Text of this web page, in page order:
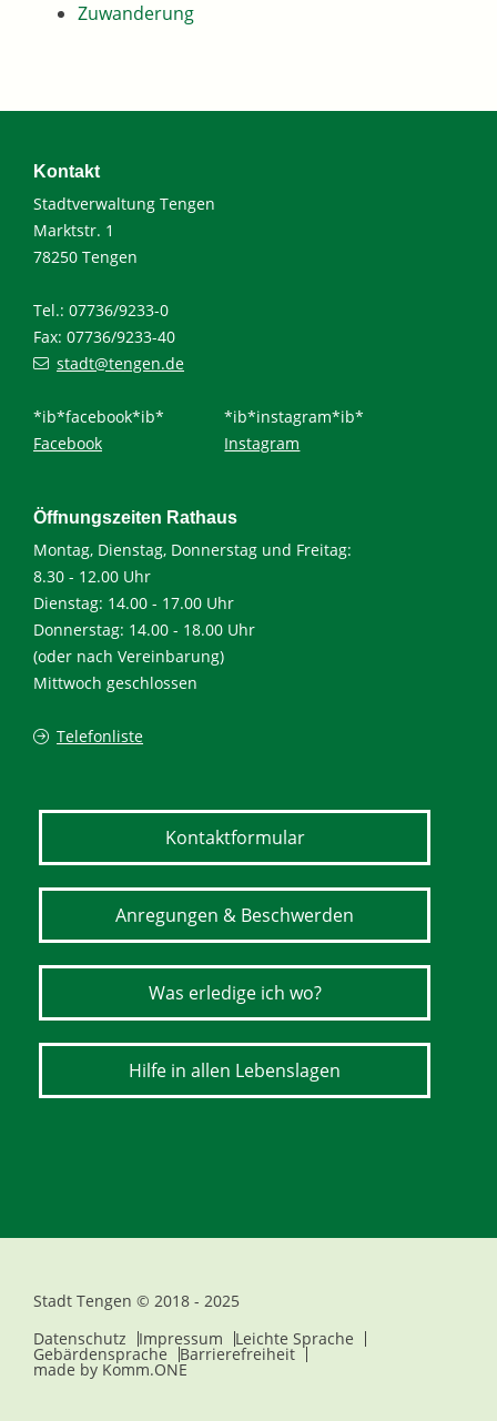
Zuwanderung
Kontakt
Stadtverwaltung Tengen
Marktstr. 1
78250 Tengen
Tel.: 07736/9233-0
Fax: 07736/9233-40
stadt@tengen.de
*ib*facebook*ib*
Facebook
*ib*instagram*ib*
Instagram
Öffnungszeiten Rathaus
Montag, Dienstag, Donnerstag und Freitag:
8.30 - 12.00 Uhr
Dienstag: 14.00 - 17.00 Uhr
Donnerstag: 14.00 - 18.00 Uhr
(oder nach Vereinbarung)
Mittwoch geschlossen
Telefonliste
Kontaktformular
Anregungen & Beschwerden
Was erledige ich wo?
Hilfe in allen Lebenslagen
Stadt Tengen © 2018 - 2025
Datenschutz
Impressum Leichte Sprache
Gebärdensprache Barrierefreiheit
made by Komm.ONE